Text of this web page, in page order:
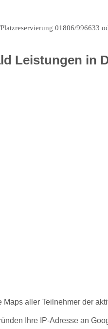
01806/996633
Leistungen in
aller Teilnehmer der
Ihre IP-Adresse an